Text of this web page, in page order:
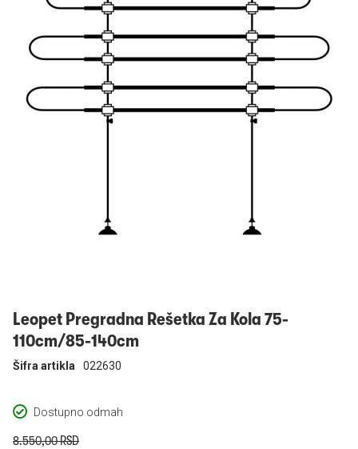
Leopet Pregradna Rešetka Za Kola 75-
110cm/85-140cm
Dostupno odmah
Šifra artikla 022630
8.550,00 RSD